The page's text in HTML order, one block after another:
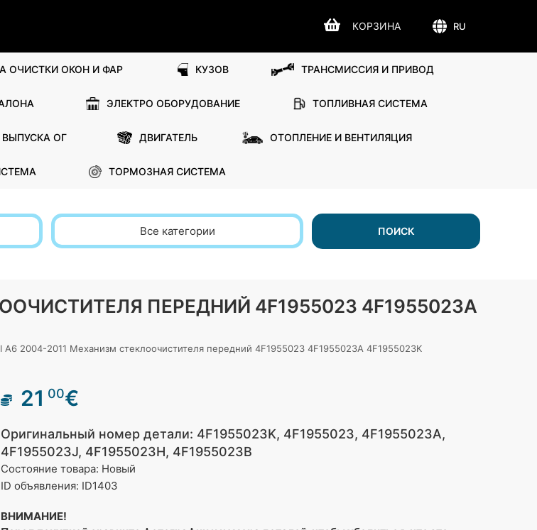
ОЧИСТКИ ОКОН И ФАР КУЗОВ ТРАНСМИССИЯ И ПРИВОД
ЭЛЕКТРО ОБОРУДОВАНИЕ ТОПЛИВНАЯ СИСТЕМА
ОГ ДВИГАТЕЛЬ ОТОПЛЕНИЕ И ВЕНТИЛЯЦИЯ
ТОРМОЗНАЯ СИСТЕМА
Все категории ПОИСК
ПЕРЕДНИЙ 4F1955023 4F1955023A
A6 2004-2011 Механизм стеклоочистителя передний 4F1955023 4F1955023A 4F1955023K
21 00€
Оригинальный номер детали: 4F1955023K, 4F1955023, 4F1955023A,
4F1955023J, 4F1955023H, 4F1955023B
Состояние товара: Новый
ID объявления: ID1403
ВНИМАНИЕ!
RU
КОРЗИНА